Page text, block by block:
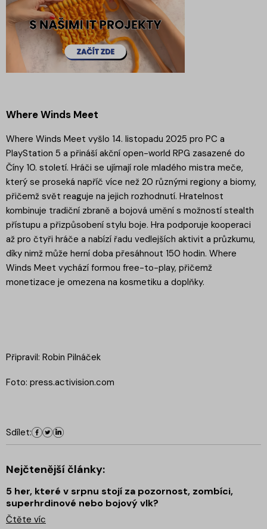
Where Winds Meet
Where Winds Meet vyšlo 14. listopadu 2025 pro PC a
PlayStation 5 a přináší akční open-world RPG zasazené do
Číny 10. století. Hráči se ujímají role mladého mistra meče,
který se proseká napříč více než 20 různými regiony a biomy,
přičemž svět reaguje na jejich rozhodnutí. Hratelnost
kombinuje tradiční zbraně a bojová umění s možností stealth
přístupu a přizpůsobení stylu boje. Hra podporuje kooperaci
až pro čtyři hráče a nabízí řadu vedlejších aktivit a průzkumu,
díky nimž může herní doba přesáhnout 150 hodin. Where
Winds Meet vychází formou free-to-play, přičemž
monetizace je omezena na kosmetiku a doplňky.
Připravil: Robin Pilnáček
Foto: press.activision.com
Sdílet:
Nejčtenější články:
5 her, které v srpnu stojí za pozornost, zombíci,
superhrdinové nebo bojový vlk?
Čtěte víc